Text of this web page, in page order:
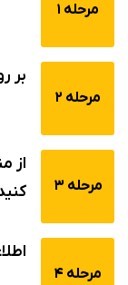
مرحله 1
مرحله 2
بر
مرحله 3
از
مرحله 4